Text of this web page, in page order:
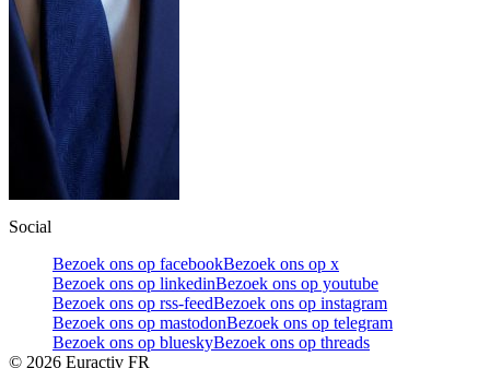
Social
Bezoek ons op facebookBezoek ons op x
Bezoek ons op linkedinBezoek ons op youtube
Bezoek ons op rss-feedBezoek ons op instagram
Bezoek ons op mastodonBezoek ons op telegram
Bezoek ons op blueskyBezoek ons op threads
© 2026 Euractiv FR